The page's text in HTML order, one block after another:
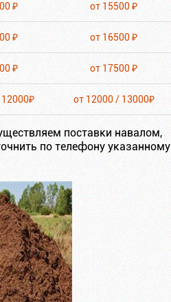
₽ от 15500 ₽
₽ от 16500 ₽
₽ от 17500 ₽
от 12000 / 13000₽
поставки навалом,
по телефону указанному